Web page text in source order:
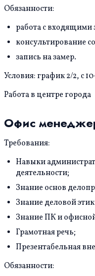
Обязанности:
работа с входящими
консультирование
запись на замер.
Условия: график 2/2, с
Работа в центре города
Офис
Требования:
Навыки
деятельности;
Знание основ
Знание деловой
Знание ПК и
Грамотная речь;
Презентабельная
Обязанности: